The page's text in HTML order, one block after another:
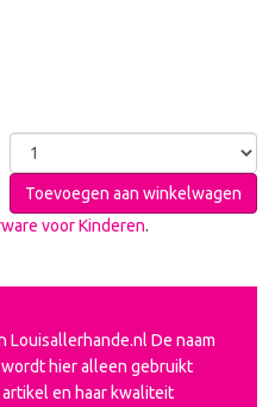
Toevoegen aan winkelwagen
voor Kinderen.
Louisallerhande.nl De naam
hier alleen gebruikt
en haar kwaliteit